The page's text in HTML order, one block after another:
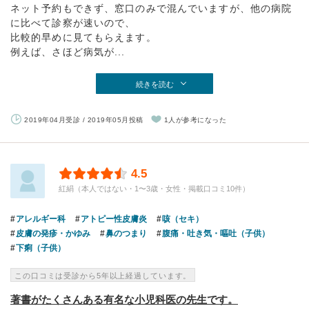
ネット予約もできず、窓口のみで混んでいますが、他の病院
に比べて診察が速いので、
比較的早めに見てもらえます。
例えば、さほど病気が...
続きを読む
2019年04月受診 / 2019年05月投稿 1人が参考になった
4.5
紅絹（本人ではない・1〜3歳・女性・掲載口コミ10件）
アレルギー科 アトピー性皮膚炎
咳（セキ）
皮膚の発疹・かゆみ
鼻のつまり
腹痛・吐き気・嘔吐（子供）
下痢（子供）
この口コミは受診から5年以上経過しています。
著書がたくさんある有名な小児科医の先生です。